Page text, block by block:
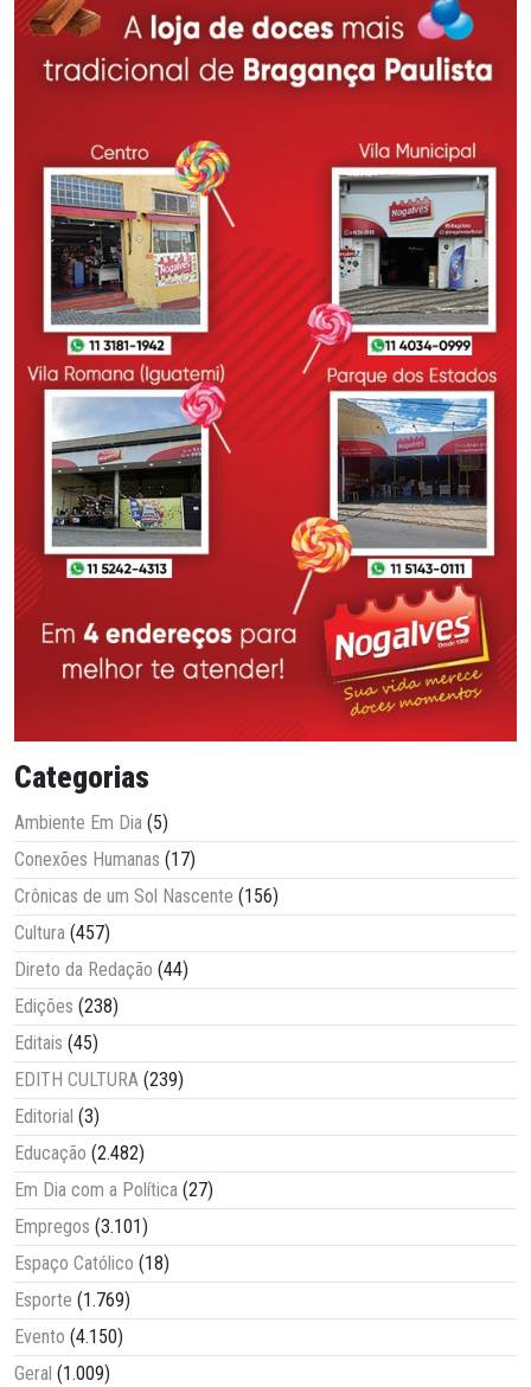
Categorias
Ambiente Em Dia (5)
Conexões Humanas (17)
Crônicas de um Sol Nascente (156)
Cultura (457)
Direto da Redação (44)
Edições (238)
Editais (45)
EDITH CULTURA (239)
Editorial (3)
Educação (2.482)
Em Dia com a Política (27)
Empregos (3.101)
Espaço Católico (18)
Esporte (1.769)
Evento (4.150)
Geral (1.009)